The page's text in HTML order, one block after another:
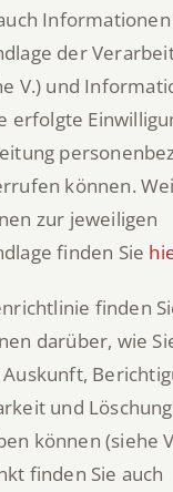
der
V.) und
erfolgte
können.
zur jeweiligen
finden Sie
finden
darüber, wie
und
können (siehe
finden Sie auch